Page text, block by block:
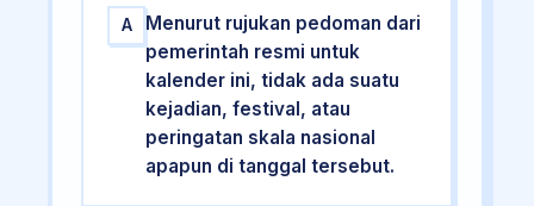
A
Menurut rujukan pedoman dari
pemerintah resmi untuk
kalender ini, tidak ada suatu
kejadian, festival, atau
peringatan skala nasional
apapun di tanggal tersebut.